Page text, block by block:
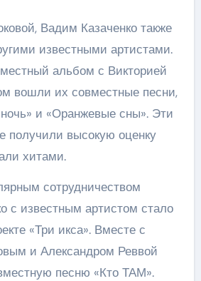
Вадим Казаченко также
известными артистами.
альбом с Викторией
вошли их совместные песни,
ночь» и «Оранжевые сны». Эти
получили высокую оценку
хитами.
сотрудничеством
с известным артистом стало
«Три икса». Вместе с
и Александром Реввой
песню «Кто ТАМ».